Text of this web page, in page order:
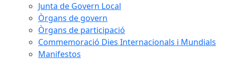
Junta de Govern Local
Òrgans de govern
Òrgans de participació
Commemoració Dies Internacionals i Mundials
Manifestos